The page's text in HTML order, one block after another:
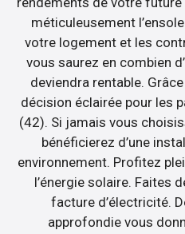
méticuleusement
votre logement et les
vous saurez en combien
deviendra rentable.
décision éclairée pour les
(42). Si jamais vous
bénéficierez d’une
environnement. Profitez
l’énergie solaire. Faites
facture d’électricité.
approfondie vous